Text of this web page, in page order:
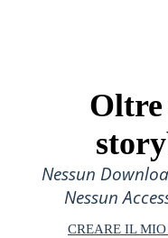
Nessun
Nessun
CREARE IL